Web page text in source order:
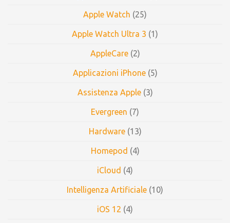
Apple Watch (25)
Apple Watch Ultra 3 (1)
AppleCare(2)
Applicazioni iPhone(5)
Assistenza Apple(3)
Evergreen (7)
Hardware(13)
Homepod (4)
iCloud (4)
Intelligenza Artificiale (10)
iOS 12 (4)